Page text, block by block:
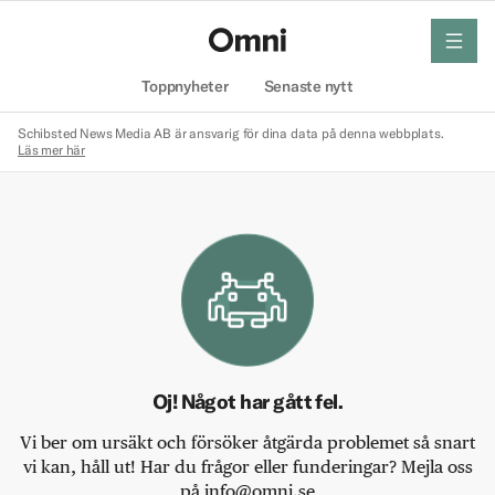
Toppnyheter Senaste nytt
meny
Schibsted News Media AB är ansvarig för dina data på denna webbplats.
Läs mer här
Oj! Något har gått fel.
Vi ber om ursäkt och försöker åtgärda problemet så snart
vi kan, håll ut! Har du frågor eller funderingar? Mejla oss